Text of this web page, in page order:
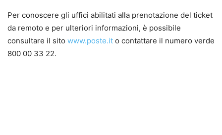
Per conoscere gli uffici abilitati alla prenotazione del ticket
da remoto e per ulteriori informazioni, è possibile
consultare il sito www.poste.it o contattare il numero verde
800 00 33 22.